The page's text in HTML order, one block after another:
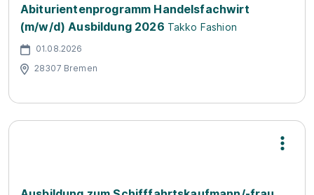
Abiturientenprogramm Handelsfachwirt
(m/w/d) Ausbildung 2026 Takko Fashion
01.08.2026
28307 Bremen